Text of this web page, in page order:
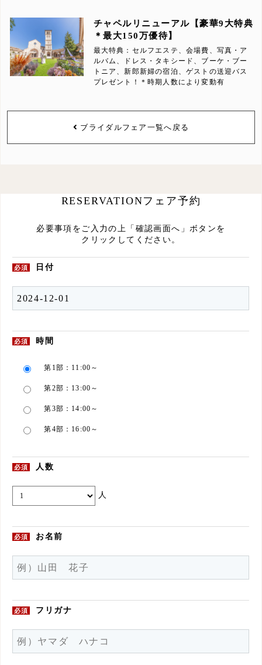
チャペルリニューアル【豪華9大特典
＊最大150万優待】
最大特典：セルフエステ、会場費、写真・ア
ルバム、ドレス・タキシード、ブーケ・ブー
トニア、新郎新婦の宿泊、ゲストの送迎バス
プレゼント！＊時期人数により変動有
ブライダルフェア一覧へ戻る
RESERVATIONフェア予約
必要事項をご入力の上「確認画面へ」ボタンを
クリックしてください。
必須 日付
必須 時間
第1部：11:00～
第2部：13:00～
第3部：14:00～
第4部：16:00～
必須 人数
人
必須 お名前
必須 フリガナ